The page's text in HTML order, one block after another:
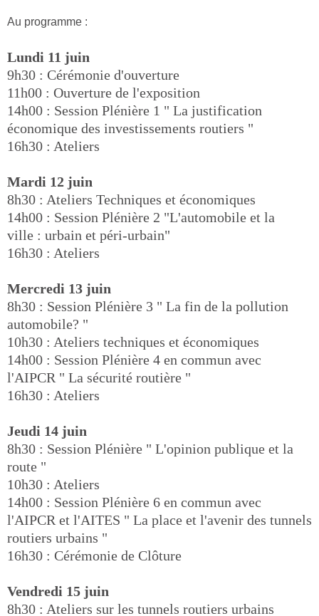
Au programme :
Lundi 11 juin
9h30 : Cérémonie d'ouverture
11h00 : Ouverture de l'exposition
14h00 : Session Plénière 1 " La justification
économique des investissements routiers "
16h30 : Ateliers
Mardi 12 juin
8h30 : Ateliers Techniques et économiques
14h00 : Session Plénière 2 "L'automobile et la
ville : urbain et péri-urbain"
16h30 : Ateliers
Mercredi 13 juin
8h30 : Session Plénière 3 " La fin de la pollution
automobile? "
10h30 : Ateliers techniques et économiques
14h00 : Session Plénière 4 en commun avec
l'AIPCR " La sécurité routière "
16h30 : Ateliers
Jeudi 14 juin
8h30 : Session Plénière " L'opinion publique et la
route "
10h30 : Ateliers
14h00 : Session Plénière 6 en commun avec
l'AIPCR et l'AITES " La place et l'avenir des tunnels
routiers urbains "
16h30 : Cérémonie de Clôture
Vendredi 15 juin
8h30 : Ateliers sur les tunnels routiers urbains